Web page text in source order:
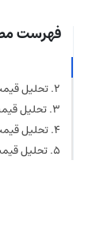
فهرست
تحلیل قیمت
تحلیل
تحلیل
تحلیل
تحلیل